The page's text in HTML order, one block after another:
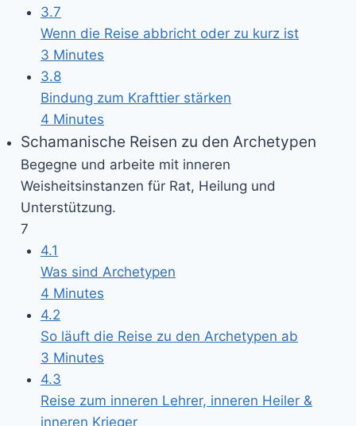
3.7
Wenn die Reise abbricht oder zu kurz ist
3 Minutes
3.8
Bindung zum Krafttier stärken
4 Minutes
Schamanische Reisen zu den Archetypen
Begegne und arbeite mit inneren
Weisheitsinstanzen für Rat, Heilung und
Unterstützung.
7
4.1
Was sind Archetypen
4 Minutes
4.2
So läuft die Reise zu den Archetypen ab
3 Minutes
4.3
Reise zum inneren Lehrer, inneren Heiler &
inneren Krieger